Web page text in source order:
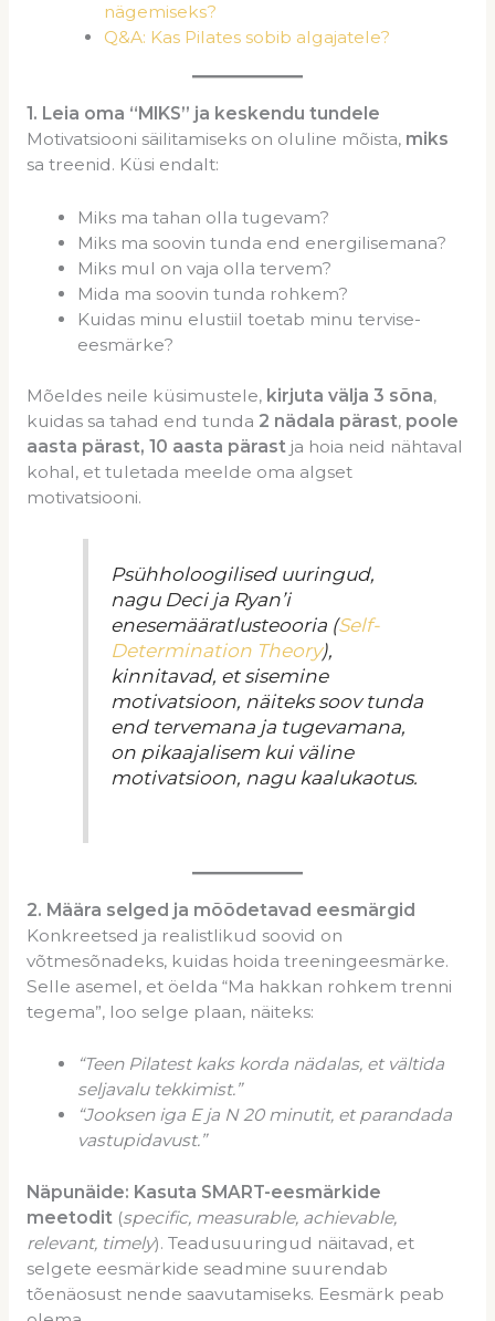
nägemiseks?
Q&A: Kas Pilates sobib algajatele?
1 . Leia oma “MIKS” ja keskendu tundele
Motivatsiooni säilitamiseks on oluline mõista, miks
sa treenid. Küsi endalt:
Miks ma tahan olla tugevam?
Miks ma soovin tunda end energilisemana?
Miks mul on vaja olla tervem?
Mida ma soovin tunda rohkem?
Kuidas minu elustiil toetab minu tervise-
eesmärke?
Mõeldes neile küsimustele, kirjuta välja 3 sõna,
kuidas sa tahad end tunda 2 nädala pärast, poole
aasta pärast, 10 aasta pärastja hoia neid nähtaval
kohal, et tuletada meelde oma algset
motivatsiooni.
Psühholoogilised uuringud,
nagu Deci ja Ryan’i
enesemääratlusteooria (Self-
Determination Theory),
kinnitavad, et sisemine
motivatsioon, näiteks soov tunda
end tervemana ja tugevamana,
on pikaajalisem kui väline
motivatsioon, nagu kaalukaotus.
2. Määra selged ja mõõdetavad eesmärgid
Konkreetsed ja realistlikud soovid on
võtmesõnadeks, kuidas hoida treeningeesmärke.
Selle asemel, et öelda “Ma hakkan rohkem trenni
tegema”, loo selge plaan, näiteks:
“Teen Pilatest kaks korda nädalas, et vältida
seljavalu tekkimist.”
“Jooksen iga E ja N20 minutit, et parandada
vastupidavust.”
Näpunäide: Kasuta SMART-eesmärkide
meetodit (specific, measurable, achievable,
relevant, timely). Teadusuuringud näitavad, et
selgete eesmärkide seadmine suurendab
tõenäosust nende saavutamiseks. Eesmärk peab